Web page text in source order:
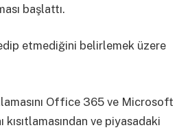
başlattı.
etmediğini belirlemek üzere
Office 365 ve Microsoft
ve piyasadaki